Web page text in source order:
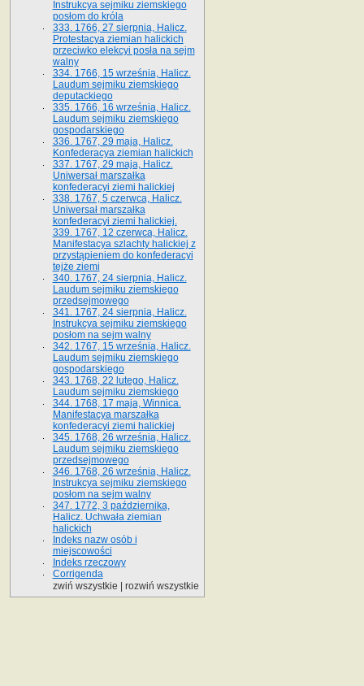
Instrukcya sejmiku ziemskiego
posłom do króla
333. 1766, 27 sierpnia, Halicz.
Protestacya ziemian halickich
przeciwko elekcyi posła na sejm
walny
334. 1766, 15 września, Halicz.
Laudum sejmiku ziemskiego
deputackiego
335. 1766, 16 września, Halicz.
Laudum sejmiku ziemskiego
gospodarskiego
336. 1767, 29 maja, Halicz.
Konfederacya ziemian halickich
337. 1767, 29 maja, Halicz.
Uniwersał marszałka
konfederacyi ziemi halickiej
338. 1767, 5 czerwca, Halicz.
Uniwersał marszałka
konfederacyi ziemi halickiej.
339. 1767, 12 czerwca, Halicz.
Manifestacya szlachty halickiej z
przystąpieniem do konfederacyi
tejże ziemi
340. 1767, 24 sierpnia, Halicz.
Laudum sejmiku ziemskiego
przedsejmowego
341. 1767, 24 sierpnia, Halicz.
Instrukcya sejmiku ziemskiego
posłom na sejm walny
342. 1767, 15 września, Halicz.
Laudum sejmiku ziemskiego
gospodarskiego
343. 1768, 22 lutego, Halicz.
Laudum sejmiku ziemskiego
344. 1768, 17 maja, Winnica.
Manifestacya marszałka
konfederacyi ziemi halickiej
345. 1768, 26 września, Halicz.
Laudum sejmiku ziemskiego
przedsejmowego
346. 1768, 26 września, Halicz.
Instrukcya sejmiku ziemskiego
posłom na sejm walny
347. 1772, 3 października,
Halicz. Uchwała ziemian
halickich
Indeks nazw osób i
miejscowości
Indeks rzeczowy
Corrigenda
zwiń wszystkie
rozwiń wszystkie